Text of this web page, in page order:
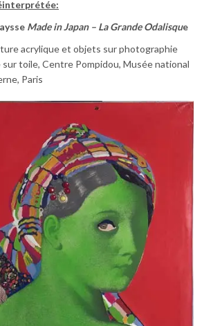
Made in Japan – La Grande Odalisque
acrylique et objets sur photographie
toile, Centre Pompidou, Musée national
Paris